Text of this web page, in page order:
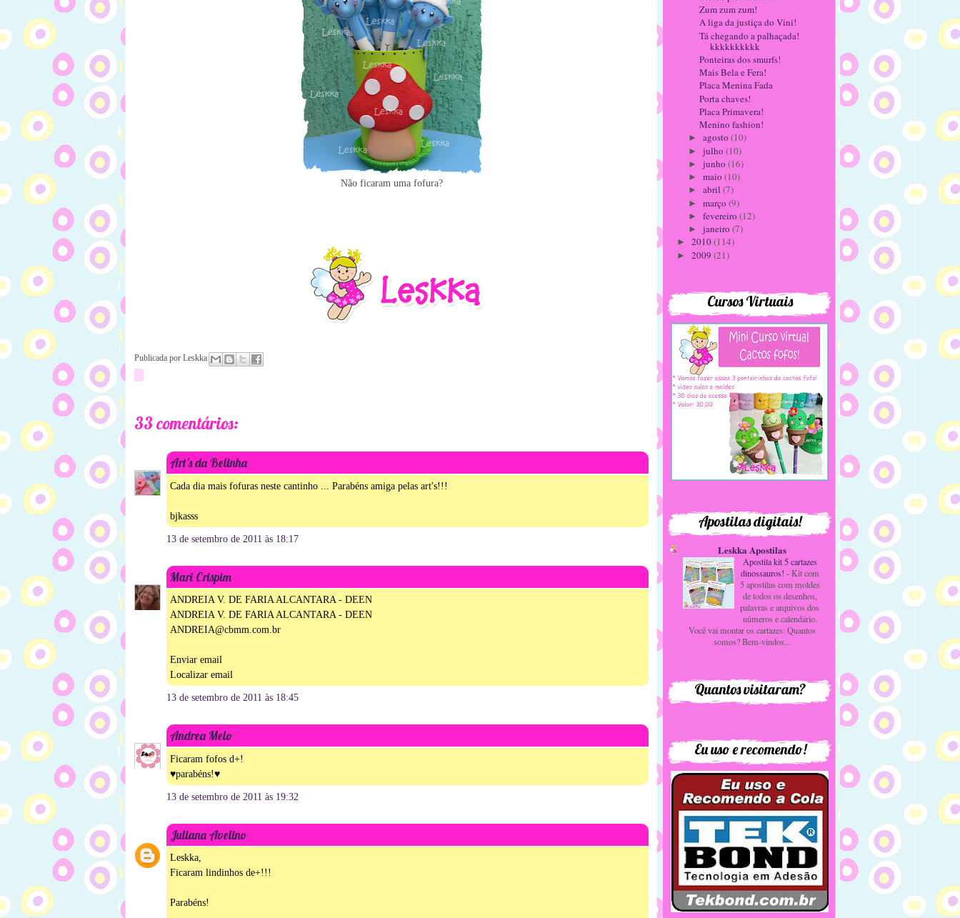
Não ficaram uma fofura?
Publicada por Leskka
33 comentários:
Art's da Belinha
Cada dia mais fofuras neste cantinho ... Parabéns amiga pelas art's!!!
bjkasss
13 de setembro de 2011 às 18:17
Mari Crispim
ANDREIA V. DE FARIA ALCANTARA - DEEN
ANDREIA V. DE FARIA ALCANTARA - DEEN
ANDREIA@cbmm.com.br
Enviar email
Localizar email
13 de setembro de 2011 às 18:45
Andrea Melo
Ficaram fofos d+!
♥parabéns!♥
13 de setembro de 2011 às 19:32
Juliana Avelino
Leskka,
Ficaram lindinhos de+!!!
Parabéns!
Zum zum zum!
A liga da justiça do Vini!
Tá chegando a palhaçada!
kkkkkkkkkk
Ponteiras dos smurfs!
Mais Bela e Fera!
Placa Menina Fada
Porta chaves!
Placa Primavera!
Menino fashion!
► agosto (10)
► julho (10)
► junho (16)
► maio (10)
► abril (7)
► março (9)
► fevereiro (12)
► janeiro (7)
► 2010(114)
► 2009 (21)
Cursos Virtuais
Apostilas digitais!
Leskka Apostilas
Apostila kit 5 cartazes
dinossauros! -Kit com
5 apostilas com moldes
de todos os desenhos,
palavras e arquivos dos
números e calendário.
Você vai montar os cartazes: Quantos
somos? Bem-vindos...
Quantos visitaram?
Eu uso e recomendo!